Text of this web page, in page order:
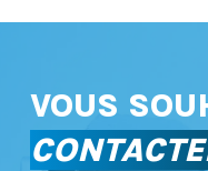
VOUS